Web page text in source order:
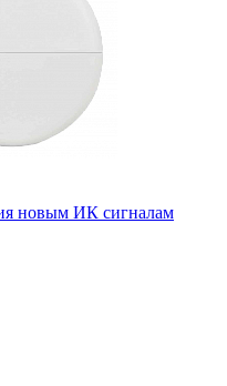
новым ИК сигналам